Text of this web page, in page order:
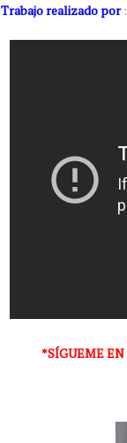
Trabajo realizado por:
*SÍGUEMEEN